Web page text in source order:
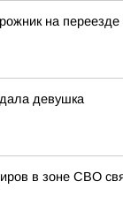
на переезде
девушка
в зоне СВО